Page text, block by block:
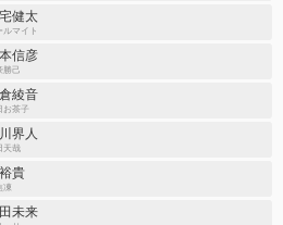
健太
ルマイト
信彦
勝己
綾音
お茶子
界人
天哉
貴
凍
未来